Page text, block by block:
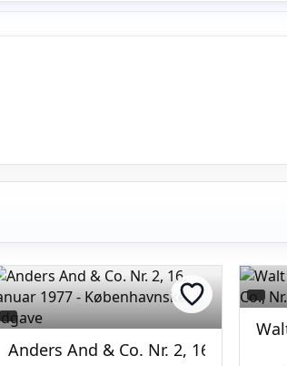
44
Anders And & Co. Nr. 2, 16. januar